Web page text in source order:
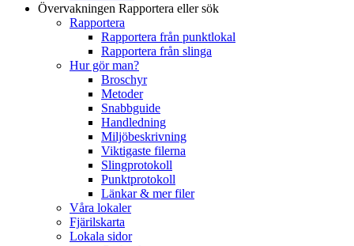
Övervakningen Rapportera eller sök
Rapportera
Rapportera från punktlokal
Rapportera från slinga
Hur gör man?
Broschyr
Metoder
Snabbguide
Handledning
Miljöbeskrivning
Viktigaste filerna
Slingprotokoll
Punktprotokoll
Länkar & mer filer
Våra lokaler
Fjärilskarta
Lokala sidor